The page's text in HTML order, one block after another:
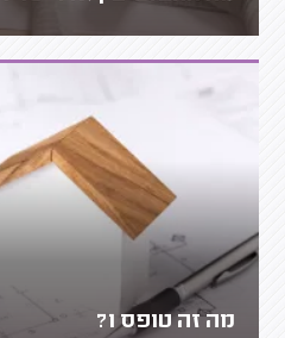
מה זה טופס 1?